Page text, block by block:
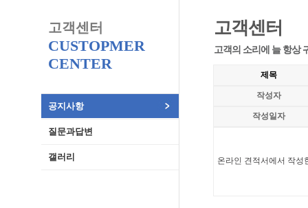
고객센터
CUSTOPMER
CENTER
공지사항
질문과답변
갤러리
고객센터
고객의 소리에 늘 항상
제목
작성자
작성일자
온라인 견적서에서 작성